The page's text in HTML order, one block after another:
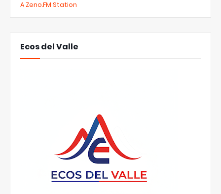
A Zeno.FM Station
Ecos del Valle